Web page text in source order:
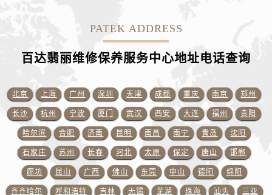
江西省九江市浔阳区浔阳路百达翡丽售后服务中心（需提前预约）
江西省萍乡市安源区萍安北大道与康庄路交叉口百达翡丽售后服务中心（需提前预约）
江西省上饶市信州区滨江西路百达翡丽售后服务中心（需提前预约）
江西省新余市渝水区北湖西路百达翡丽售后服务中心（需提前预约）
江西省宜春市袁州区中山中路百达翡丽售后服务中心（需提前预约）
江西省鹰潭市月湖区胜利东路百达翡丽售后服务中心（需提前预约）
山东省德州市德城区东风中路百达翡丽售后服务中心（需提前预约）
PATEK ADDRESS
百达翡丽维修保养服务中心地址电话查询
北京 上海 广州 深圳 天津 成都 重庆 南京 郑州
长沙 杭州 宁波 厦门 武汉 西安 大连 福州 贵阳
哈尔滨 合肥 济南 昆明 南昌 南宁 青岛 沈阳
石家庄 苏州 长春 河北 太原 保定 唐山 邯郸
廊坊 昆山 广西 佛山 东莞 中山 德阳 绵阳
齐齐哈尔 呼和浩特 吉林 无锡 芜湖 珠海 汕头 三亚